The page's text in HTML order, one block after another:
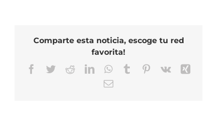
Comparte esta noticia, escoge tu red
favorita!
Facebook
TwitterRedditLinkedInWhatsApp
TumblrPinterest
Vk
Correo